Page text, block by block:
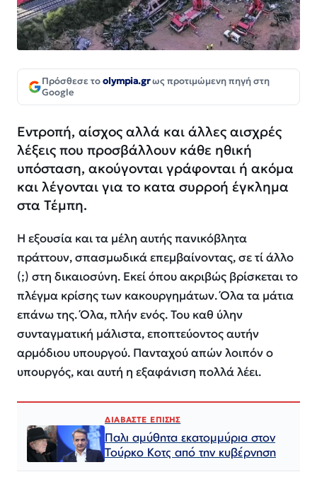
Πρόσθεσε τοolympia.grως προτιμώμενη πηγή στη
Google
Εντροπή, αίσχος αλλά και άλλες αισχρές
λέξεις που προσβάλλουν κάθε ηθική
υπόσταση, ακούγονται γράφονται ή ακόμα
και λέγονται για το κατα συρροή έγκλημα
στα Τέμπη.
Η εξουσία και τα μέλη αυτής πανικόβλητα
πράττουν, σπασμωδικά επεμβαίνοντας, σε τί άλλο
(;) στη δικαιοσύνη. Εκεί όπου ακριβώς βρίσκεται το
πλέγμα κρίσης των κακουργημάτων. Όλα τα μάτια
επάνω της. Όλα, πλήν ενός. Του καθ ύλην
συνταγματική μάλιστα, εποπτεύοντος αυτήν
αρμόδιου υπουργού. Πανταχού απών λοιπόν ο
υπουργός, και αυτή η εξαφάνιση πολλά λέει.
ΔΙΑΒΑΣΤΕ ΕΠΙΣΗΣ
Παλι αμύθητα εκατομμύρια στον
Τούρκο Κοτς από την κυβέρνηση